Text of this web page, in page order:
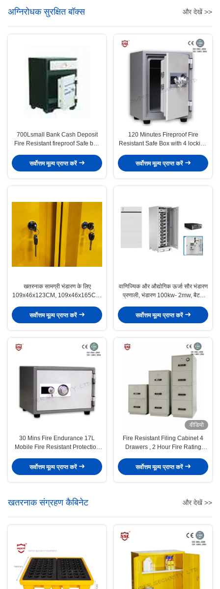
अग्निरोधक सुरक्षित बॉक्स और देखें >>
700Lsmall Bank Cash Deposit
Fire Resistant fireproof Safe box
+ 1 Drawer
सर्वोत्तम मूल्य प्राप्त करें
120 Minutes Fireproof Fire
Resistant Safe Box with 4 locking
सर्वोत्तम मूल्य प्राप्त करें
खतरनाक सामग्री भंडारण के लिए
109x46x123CM, 109x46x165CM,
रासायनिक भंडारण कैबिनेट
सर्वोत्तम मूल्य प्राप्त करें
वाणिज्यिक और औद्योगिक ऊर्जा सौर भंडारण
प्रणाली, भंडारण 100kw- 2mw, बैटरी
सर्वोत्तम मूल्य प्राप्त करें
30 Mins Fire Endurance 17L
Mobile Fire Resistant Protection
Resistant Safe Box
सर्वोत्तम मूल्य प्राप्त करें
वीडियो
Fire Resistant Filing Cabinet 4
Drawers , 2 Hour Fire Rating
सर्वोत्तम मूल्य प्राप्त करें
खतरनाक संग्रहण कैबिनेट और देखें >>